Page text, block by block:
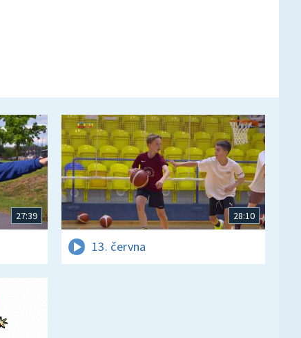
27:39 28:10
13. června